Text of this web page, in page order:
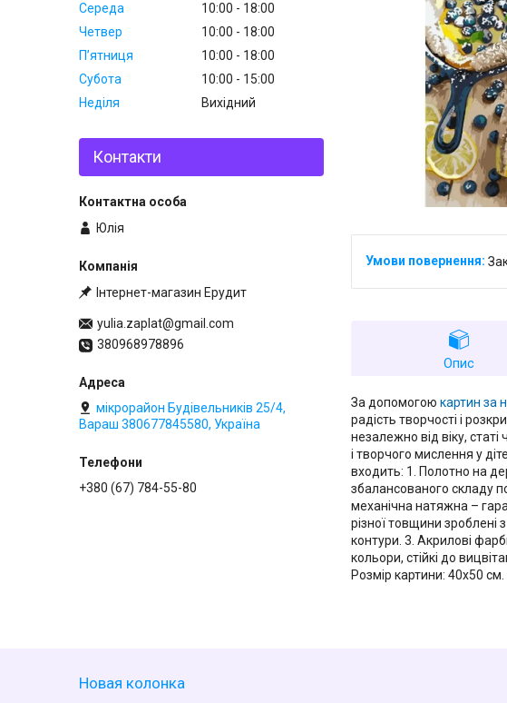
Опис
За допомогою картин за
радість творчості і
незалежно від віку,
і творчого мислення у
входить: 1. Полотно на
збалансованого складу
механічна натяжна –
різної товщини
контури. 3. Акрилові
кольори, стійкі до
Розмір картини: 40х50 см.
Середа
10:00
18:00
Четвер
10:00
18:00
Пʼятниця
10:00
18:00
Субота
10:00
15:00
Неділя
Вихідний
Контакти
Юлія
Інтернет-магазин Ерудит
yulia.zaplat@gmail.com
380968978896
мікрорайон Будівельників 25/4,
Вараш 380677845580, Україна
+380 (67) 784-55-80
Новая колонка